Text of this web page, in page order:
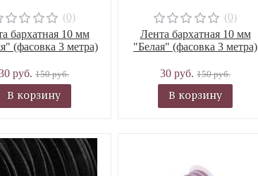
(0)
бархатная 10 мм
(фасовка 3 метра)
руб. 150 руб.
В корзину
(0)
Лента бархатная 10 мм
"Белая" (фасовка 3 метра)
30 руб. 150 руб.
В корзину